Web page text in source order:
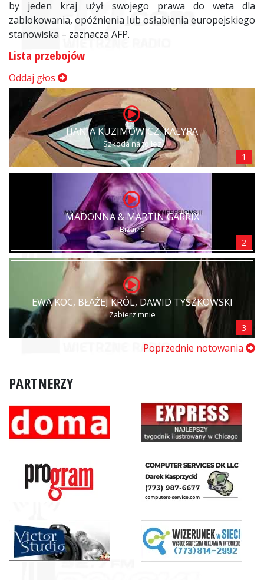
by jeden kraj użył swojego prawa do weta dla
zablokowania, opóźnienia lub osłabienia europejskiego
stanowiska – zaznacza AFP.
Lista przebojów
Oddaj głos
HANIA KUZIMOWICZ, KAEYRA
Szkoda na to łez
1
MADONNA & MARTIN GARRIX
Bizarre
2
EWA KOC, BŁAŻEJ KRÓL, DAWID TYSZKOWSKI
Zabierz mnie
3
Poprzednie notowania
PARTNERZY